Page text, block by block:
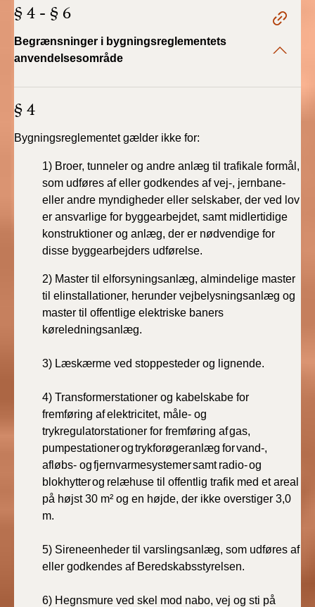
BR15 (2015-2018)
Tidligere BR (1961-
2010)
§ 4 - § 6
Begrænsninger i bygningsreglementets
anvendelsesområde
§ 4
Bygningsreglementet gælder ikke for:
1) Broer, tunneler og andre anlæg til trafikale formål,
som udføres af eller godkendes af vej-, jernbane-
eller andre myndigheder eller selskaber, der ved lov
er ansvarlige for byggearbejdet, samt midlertidige
konstruktioner og anlæg, der er nødvendige for
disse byggearbejders udførelse.
2) Master til elforsyningsanlæg, almindelige master
til elinstallationer, herunder vejbelysningsanlæg og
master til offentlige elektriske baners
køreledningsanlæg.
3) Læskærme ved stoppesteder og lignende.
4) Transformerstationer og kabelskabe for
fremføring afelektricitet, måle- og
trykregulatorstationer for fremføring afgas,
pumpestationerog trykforøgeranlæg forvand-,
afløbs- ogfjernvarmesystemersamt radio-og
blokhytterog relæhuse til offentlig trafik med et areal
på højst 30 m² og en højde, der ikke overstiger 3,0
m.
5) Sireneenheder til varslingsanlæg, som udføres af
eller godkendes af Beredskabsstyrelsen.
6) Hegnsmure ved skel mod nabo, vej og sti på